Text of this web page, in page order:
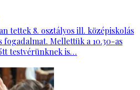
tettek 8. osztályos ill. középiskolás
Mellettük a 10.30-as
testvérünknek is…